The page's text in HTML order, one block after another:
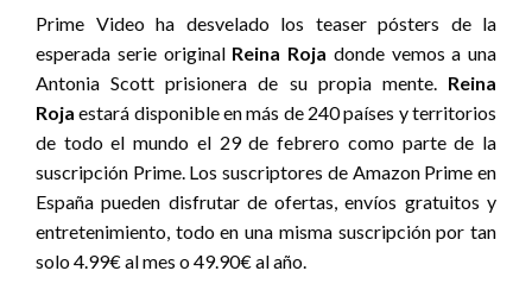
Prime Video ha desvelado los teaser pósters de la
esperada serie original Reina Roja donde vemos a una
Antonia Scott prisionera de su propia mente. Reina
Roja estará disponible en más de 240 países y territorios
de todo el mundo el 29 de febrero como parte de la
suscripción Prime. Los suscriptores de Amazon Prime en
España pueden disfrutar de ofertas, envíos gratuitos y
entretenimiento, todo en una misma suscripción por tan
solo 4.99€ al mes o 49.90€ al año.